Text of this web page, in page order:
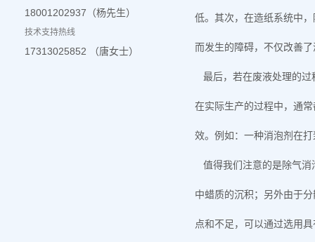
18001202937（杨先生）
技术支持热线
17313025852 （唐女士）
低。其次，在造纸系统中
而发生的障碍，不仅改善
最后，若在废液处理的过
在实际生产的过程中，通
效。例如：一种消泡剂在
值得我们注意的是除气消
中蜡质的沉积；另外由于
点和不足，可以通过选用